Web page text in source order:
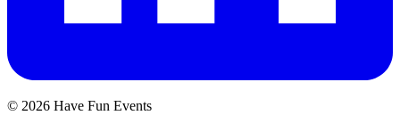
© 2026 Have Fun Events